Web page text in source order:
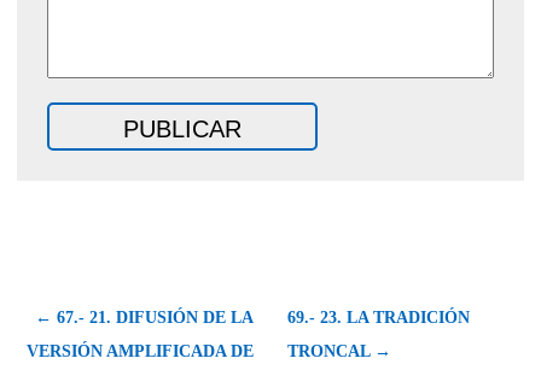
← 67.- 21. DIFUSIÓN DE LA
VERSIÓN AMPLIFICADA DE
69.- 23. LA TRADICIÓN
TRONCAL →